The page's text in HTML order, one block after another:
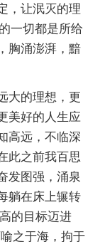
，让泯灭的理
一切都是所给
胸涌澎湃，黯
大的理想，更
美好的人生应
高远，不临深
此之前我百思
发图强，涌泉
躺在床上辗转
的目标迈进
之于海，拘于